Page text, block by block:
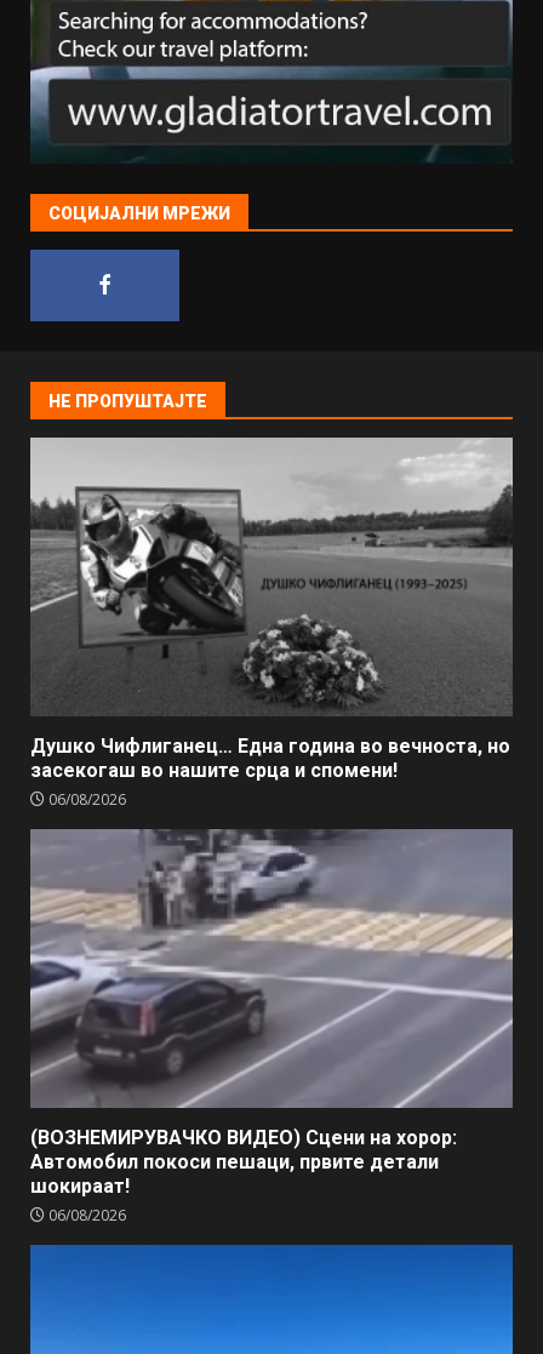
СОЦИЈАЛНИ МРЕЖИ
НЕ ПРОПУШТАЈТЕ
Душко Чифлиганец… Eдна година во вечноста, но
засекогаш во нашите срца и спомени!
06/08/2026
(ВОЗНЕМИРУВАЧКО ВИДЕО) Сцени на хорор:
Автомобил покоси пешаци, првите детали
шокираат!
06/08/2026